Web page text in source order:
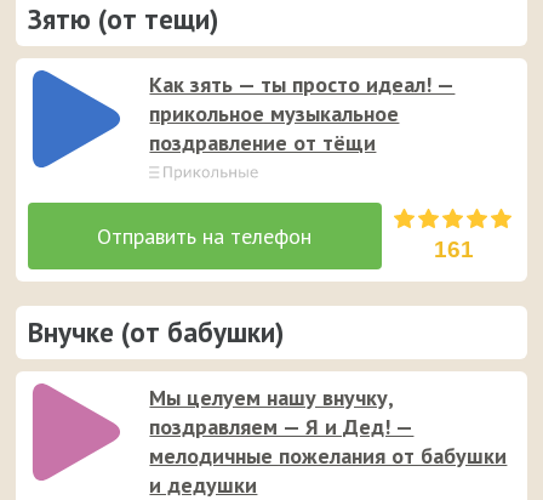
Зятю (от тещи)
Как зять — ты просто идеал! —
прикольное музыкальное
поздравление от тёщи
161
Внучке (от бабушки)
Мы целуем нашу внучку,
поздравляем — Я и Дед! —
мелодичные пожелания от бабушки
и дедушки